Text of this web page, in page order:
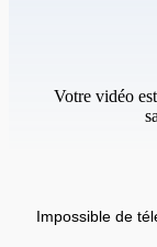
Votre vidéo
Impossible de